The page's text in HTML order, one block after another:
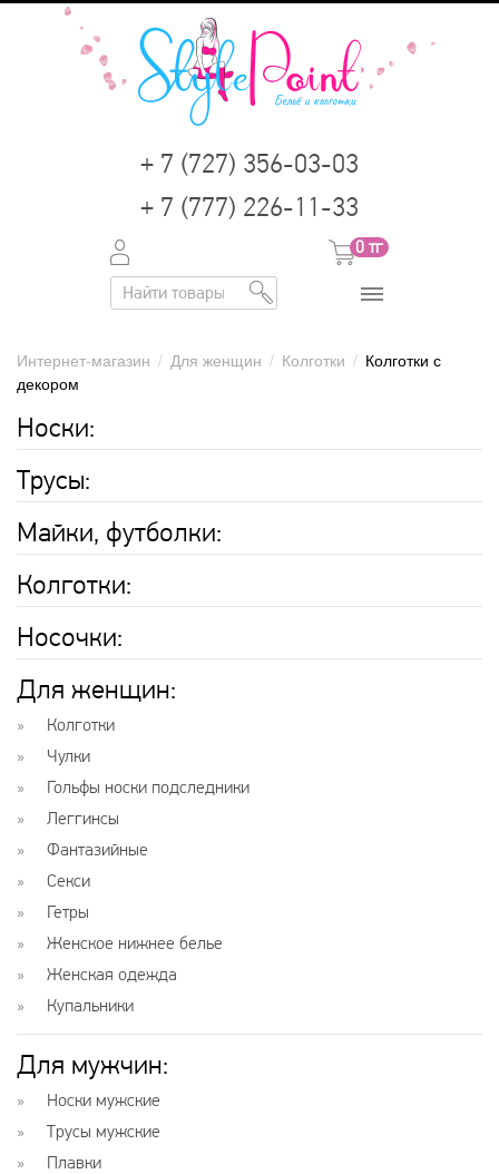
+ 7 (727) 356-03-03
+ 7 (777) 226-11-33
0 тг
Интернет-магазин / Для женщин / Колготки / Колготки с
декором
Носки:
Трусы:
Майки, футболки:
Колготки:
Носочки:
Для женщин:
Колготки
Чулки
Гольфы носки подследники
Леггинсы
Фантазийные
Секси
Гетры
Женское нижнее белье
Женская одежда
Купальники
Для мужчин:
Носки мужские
Трусы мужские
Плавки